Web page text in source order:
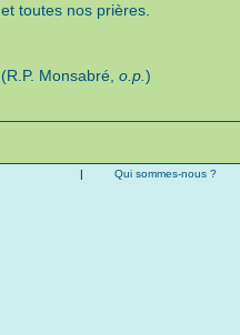
et toutes nos prières.
(R.P. Monsabré, o.p. )
| Qui sommes-nous ?